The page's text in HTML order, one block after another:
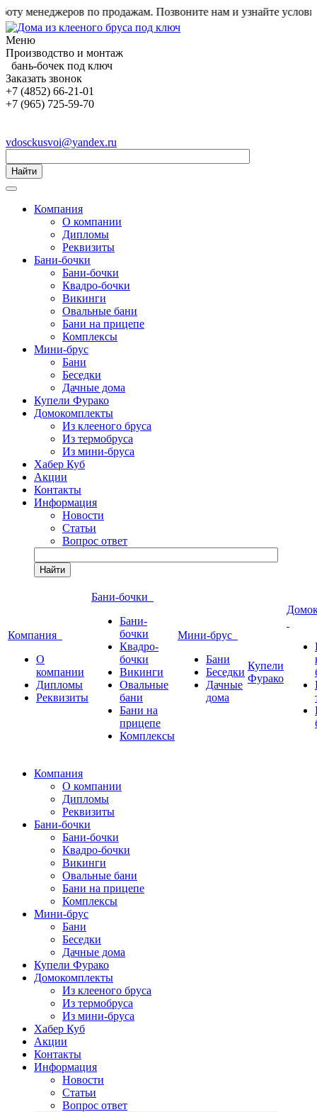
менеджеров по продажам. Позвоните нам и узнайте условия!
Меню
Производство и монтаж
бань-бочек под ключ
Заказать звонок
+7 (4852) 66-21-01
+7 (965) 725-59-70
vdosckusvoi@yandex.ru
Найти
Компания
О компании
Дипломы
Реквизиты
Бани-бочки
Бани-бочки
Квадро-бочки
Викинги
Овальные бани
Бани на прицепе
Комплексы
Мини-брус
Бани
Беседки
Дачные дома
Купели Фурако
Домокомплекты
Из клееного бруса
Из термобруса
Из мини-бруса
Хабер Куб
Акции
Контакты
Информация
Новости
Статьи
Вопрос ответ
Найти
Компания
О
компании
Дипломы
Реквизиты
Бани-бочки
Бани-
бочки
Квадро-
бочки
Викинги
Овальные
бани
Бани на
прицепе
Комплексы
Мини-брус
Бани
Беседки
Дачные
дома
Купели
Фурако
Компания
О компании
Дипломы
Реквизиты
Бани-бочки
Бани-бочки
Квадро-бочки
Викинги
Овальные бани
Бани на прицепе
Комплексы
Мини-брус
Бани
Беседки
Дачные дома
Купели Фурако
Домокомплекты
Из клееного бруса
Из термобруса
Из мини-бруса
Хабер Куб
Акции
Контакты
Информация
Новости
Статьи
Вопрос ответ